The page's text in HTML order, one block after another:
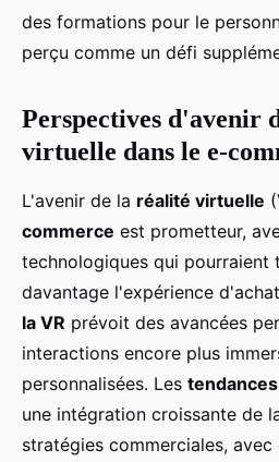
des formations pour le
perçu comme un défi
Perspectives d'avenir
virtuelle dans le e-
L'avenir de la réalité virtuelle
commerce est prometteur,
technologiques qui pourraient
davantage l'expérience
la VR prévoit des avancées
interactions encore plus
personnalisées. Les tendances
une intégration croissante de
stratégies commerciales,